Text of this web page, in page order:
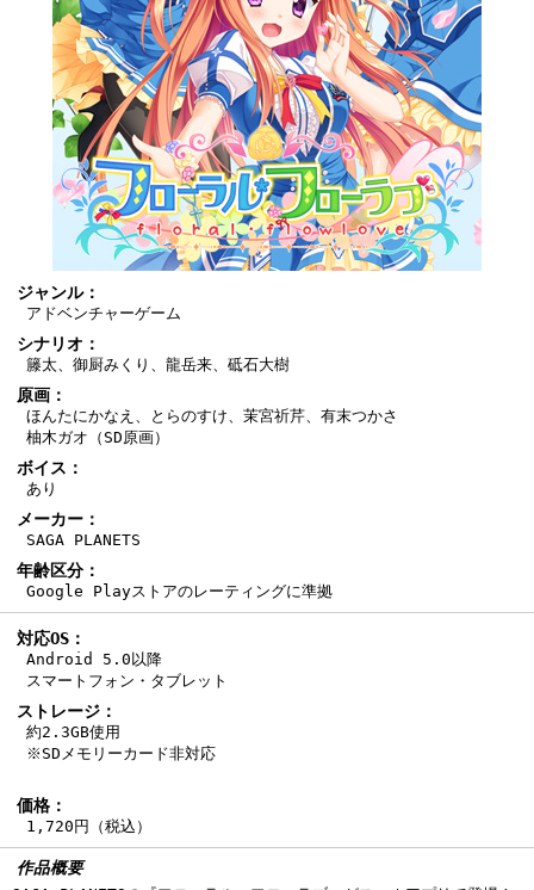
ジャンル：
アドベンチャーゲーム
シナリオ：
籐太、御厨みくり、龍岳来、砥石大樹
原画：
ほんたにかなえ、とらのすけ、茉宮祈芹、有末つかさ
柚木ガオ（SD原画）
ボイス：
あり
メーカー：
SAGA PLANETS
年齢区分：
Google Playストアのレーティングに準拠
対応OS：
Android 5.0以降
スマートフォン・タブレット
ストレージ：
約2.3GB使用
※SDメモリーカード非対応
価格：
1,720円（税込）
作品概要